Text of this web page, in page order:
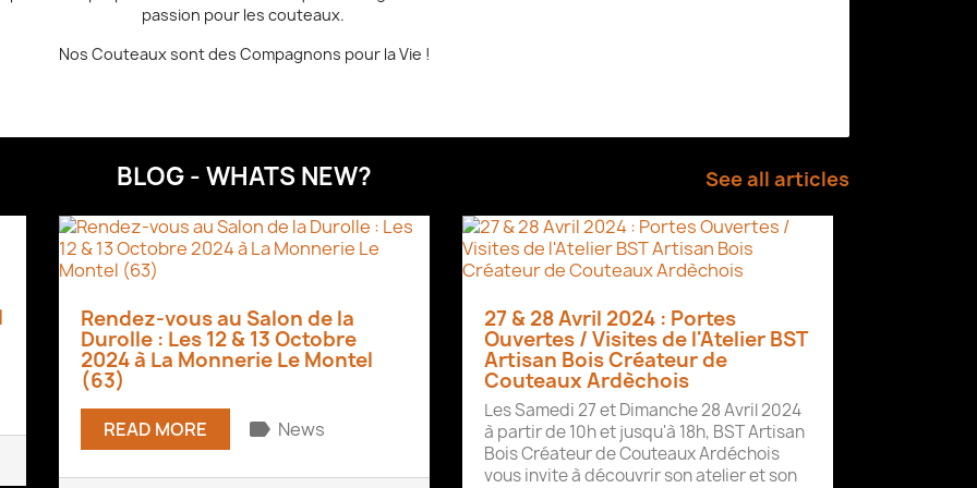
passion pour les couteaux.
Nos Couteaux sont des Compagnons pour la Vie !
BLOG - WHATS NEW? See all articles
Rendez-vous au Salon de la
Durolle : Les 12 & 13 Octobre
2024 à La Monnerie Le Montel
(63)
READ MORE label News
27 & 28 Avril 2024 : Portes
Ouvertes / Visites de l'Atelier BST
Artisan Bois Créateur de
Couteaux Ardèchois
Les Samedi 27 et Dimanche 28 Avril 2024
à partir de 10h et jusqu'à 18h, BST Artisan
Bois Créateur de Couteaux Ardéchois
vous invite à découvrir son atelier et son